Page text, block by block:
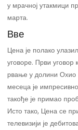
у мрачној утакмици
марта.
Вве
Цена је полако
уговоре. Први уговор
рвање у долини Охио
месеца је
такође је примао
Исто тако, Цена се
телевизији је